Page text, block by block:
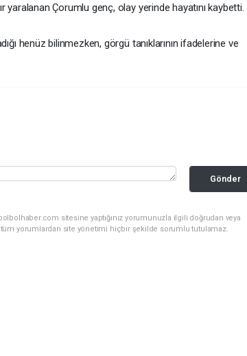
Çorumlu genç, olay yerinde hayatını kaybetti.
henüz bilinmezken, görgü tanıklarının ifadelerine ve
Gönder
sitesine yaptığınız yorumunuzla ilgili doğrudan veya
tüm yorumlardan site yönetimi hiçbir şekilde sorumlu tutulamaz.